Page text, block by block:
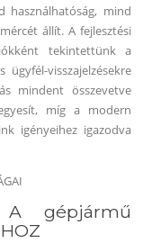
mind
állít. A fejlesztési
tekintettünk a
ügyfél-visszajelzésekre
mindent összevetve
míg a modern
igényeihez igazodva
A gépjármű